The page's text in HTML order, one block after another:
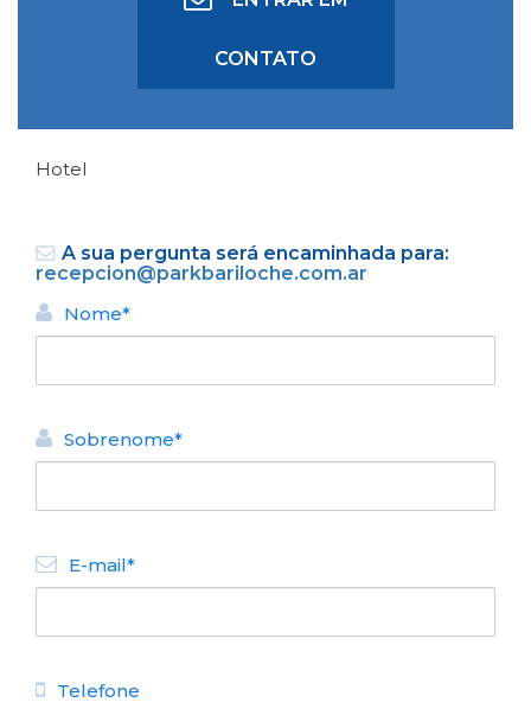
Hotel Park Bariloche
CONTATO
Hotel
A sua pergunta será encaminhada para:
recepcion@parkbariloche.com.ar
Nome*
Sobrenome*
E-mail*
Telefone